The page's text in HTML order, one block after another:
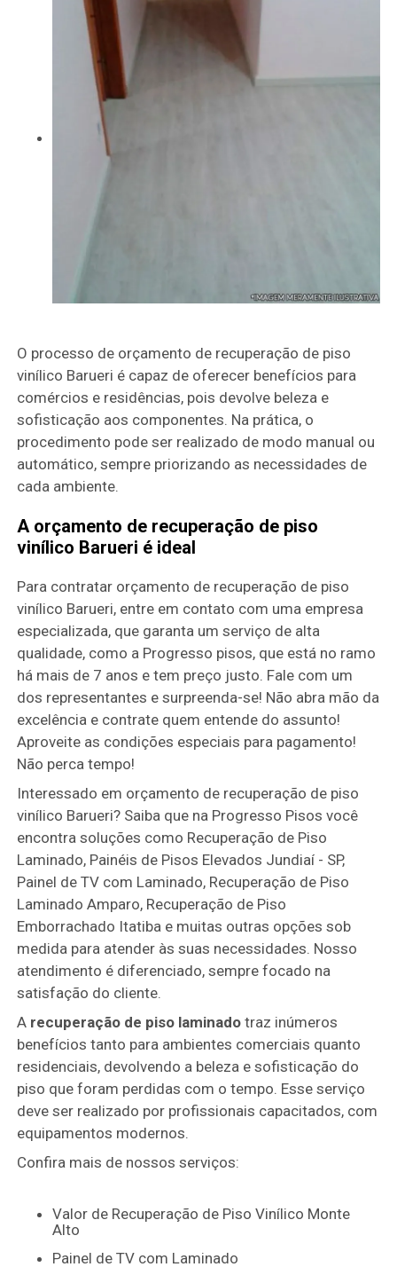
O processo de orçamento de recuperação de piso
vinílico Barueri é capaz de oferecer benefícios para
comércios e residências, pois devolve beleza e
sofisticação aos componentes. Na prática, o
procedimento pode ser realizado de modo manual ou
automático, sempre priorizando as necessidades de
cada ambiente.
A orçamento de recuperação de piso
vinílico Barueri é ideal
Para contratar orçamento de recuperação de piso
vinílico Barueri, entre em contato com uma empresa
especializada, que garanta um serviço de alta
qualidade, como a Progresso pisos, que está no ramo
há mais de 7 anos e tem preço justo. Fale com um
dos representantes e surpreenda-se! Não abra mão da
excelência e contrate quem entende do assunto!
Aproveite as condições especiais para pagamento!
Não perca tempo!
Interessado em orçamento de recuperação de piso
vinílico Barueri? Saiba que na Progresso Pisos você
encontra soluções como Recuperação de Piso
Laminado, Painéis de Pisos Elevados Jundiaí - SP,
Painel de TV com Laminado, Recuperação de Piso
Laminado Amparo, Recuperação de Piso
Emborrachado Itatiba e muitas outras opções sob
medida para atender às suas necessidades. Nosso
atendimento é diferenciado, sempre focado na
satisfação do cliente.
A recuperação de piso laminado traz inúmeros
benefícios tanto para ambientes comerciais quanto
residenciais, devolvendo a beleza e sofisticação do
piso que foram perdidas com o tempo. Esse serviço
deve ser realizado por profissionais capacitados, com
equipamentos modernos.
Confira mais de nossos serviços:
Valor de Recuperação de Piso Vinílico Monte
Alto
Painel de TV com Laminado